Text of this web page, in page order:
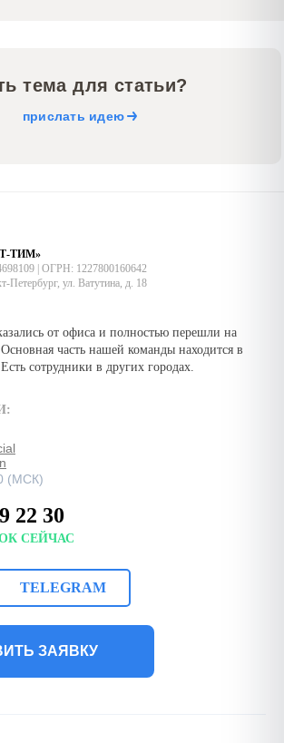
тема для статьи?
прислать идею
ТИМ»
| ОГРН: 1227800160642
Петербург, ул. Ватутина, д. 18
от офиса и полностью перешли на
часть нашей команды находится в
сотрудники в других городах.
(МСК)
22 30
СЕЙЧАС
TELEGRAM
ЗАЯВКУ